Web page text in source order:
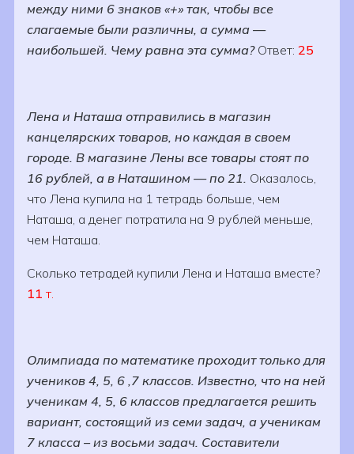
между ними 6 знаков «+» так, чтобы все
слагаемые были различны, а сумма —
наибольшей. Чему равна эта сумма? Ответ: 25
Лена и Наташа отправились в магазин
канцелярских товаров, но каждая в своем
городе. В магазине Лены все товары стоят по
16 рублей, а в Наташином — по 21. Оказалось,
что Лена купила на 1 тетрадь больше, чем
Наташа, а денег потратила на 9 рублей меньше,
чем Наташа.
Сколько тетрадей купили Лена и Наташа вместе?
11 т.
Олимпиада по математике проходит только для
учеников 4, 5, 6 ,7 классов. Известно, что на ней
ученикам 4, 5, 6 классов предлагается решить
вариант, состоящий из семи задач, а ученикам
7 класса – из восьми задач. Составители